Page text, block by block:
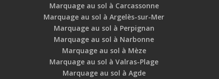
Marquage au sol à Carcassonne
Marquage au sol à Argelès-sur-Mer
Marquage au sol à Perpignan
Marquage au sol à Narbonne
Marquage au sol à Mèze
Marquage au sol à Valras-Plage
Marquage au sol à Agde